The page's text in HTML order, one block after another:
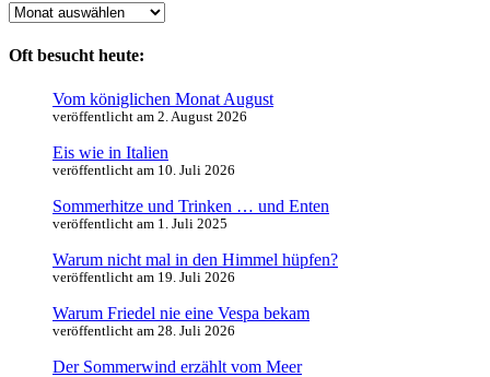
Archiv
Oft besucht heute:
Vom königlichen Monat August
veröffentlicht am 2. August 2026
Eis wie in Italien
veröffentlicht am 10. Juli 2026
Sommerhitze und Trinken … und Enten
veröffentlicht am 1. Juli 2025
Warum nicht mal in den Himmel hüpfen?
veröffentlicht am 19. Juli 2026
Warum Friedel nie eine Vespa bekam
veröffentlicht am 28. Juli 2026
Der Sommerwind erzählt vom Meer